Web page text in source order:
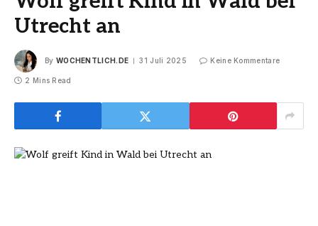
Utrecht an
By WOCHENTLICH.DE 31 Juli 2025 Keine Kommentare
2 Mins Read